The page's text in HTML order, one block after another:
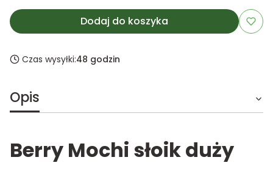
Dodaj do koszyka
Czas wysyłki:48 godzin
Opis
Berry Mochi słoik duży